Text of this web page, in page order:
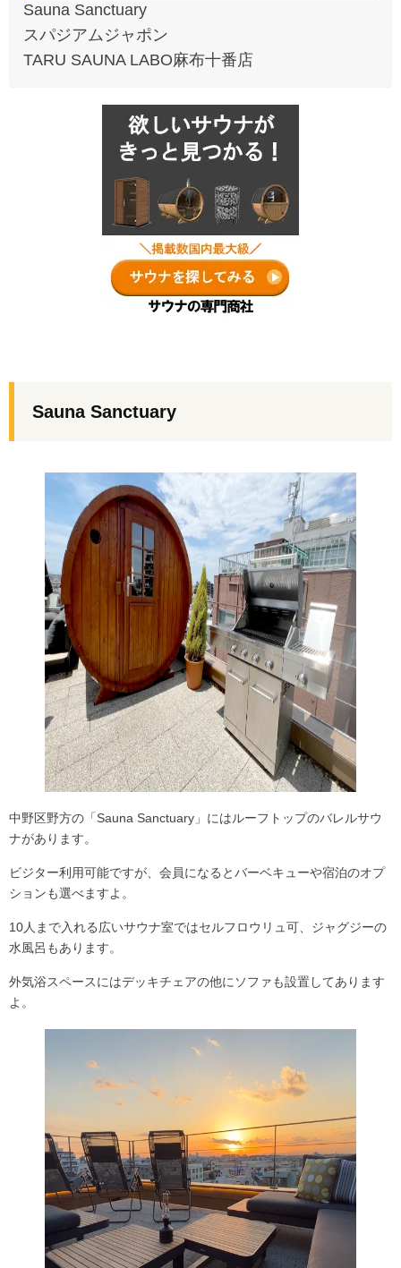
Sauna Sanctuary
スパジアムジャポン
TARU SAUNA LABO麻布十番店
Sauna Sanctuary
中野区野方の「Sauna Sanctuary」にはルーフトップのバレルサウ
ナがあります。
ビジター利用可能ですが、会員になるとバーベキューや宿泊のオプ
ションも選べますよ。
10人まで入れる広いサウナ室ではセルフロウリュ可 、ジャグジーの
水風呂もあります。
外気浴スペースにはデッキチェアの他にソファも設置してあります
よ。